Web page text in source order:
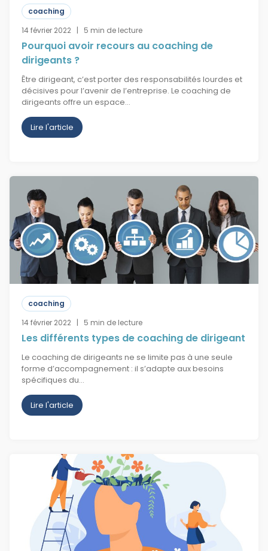
coaching
14 février 2022 | 5 min de lecture
Pourquoi avoir recours au coaching de
dirigeants ?
Être dirigeant, c’est porter des responsabilités lourdes et
décisives pour l’avenir de l’entreprise. Le coaching de
dirigeants offre un espace…
Lire l'article
coaching
14 février 2022 | 5 min de lecture
Les différents types de coaching de dirigeant
Le coaching de dirigeants ne se limite pas à une seule
forme d’accompagnement : il s’adapte aux besoins
spécifiques du…
Lire l'article